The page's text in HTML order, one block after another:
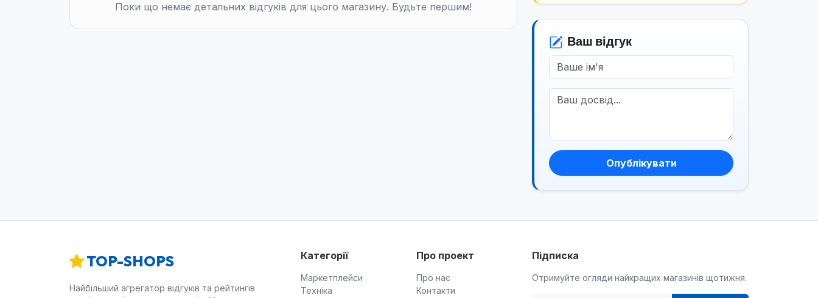
Поки що немає детальних відгуків для цього магазину. Будьте першим!
Ваш відгук
Опублікувати
TOP-SHOPS
Найбільший агрегатор відгуків та рейтингів
Категорії
Маркетплейси
Техніка
Про проект
Про нас
Контакти
Підписка
Отримуйте огляди найкращих магазинів щотижня.